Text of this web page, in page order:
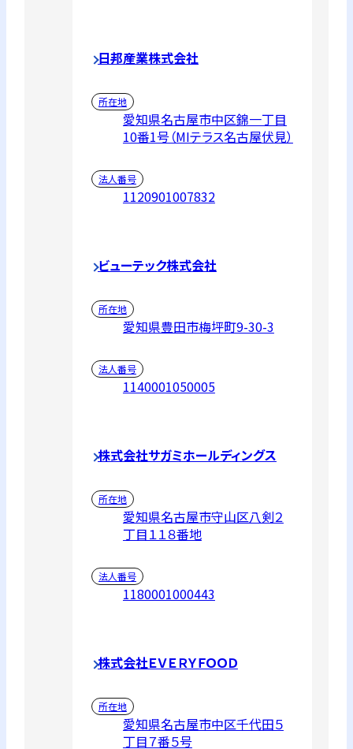
日邦産業株式会社
所在地
愛知県名古屋市中区錦一丁目
10番1号（MIテラス名古屋伏見）
法人番号
1120901007832
ビューテック株式会社
所在地
愛知県豊田市梅坪町9-30-3
法人番号
1140001050005
株式会社サガミホールディングス
所在地
愛知県名古屋市守山区八剣２
丁目１１８番地
法人番号
1180001000443
株式会社ＥＶＥＲＹＦＯＯＤ
所在地
愛知県名古屋市中区千代田５
丁目７番５号